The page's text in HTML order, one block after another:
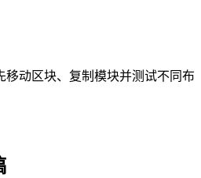
移动区块、复制模块并测试不同布